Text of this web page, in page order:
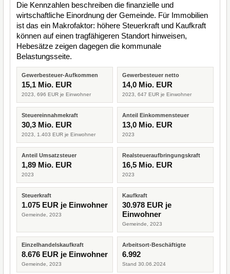
Die Kennzahlen beschreiben die finanzielle und
wirtschaftliche Einordnung der Gemeinde. Für Immobilien
ist das ein Makrofaktor: höhere Steuerkraft und Kaufkraft
können auf einen tragfähigeren Standort hinweisen,
Hebesätze zeigen dagegen die kommunale
Belastungsseite.
Gewerbesteuer-Aufkommen
15,1 Mio. EUR
2023, 696 EUR je Einwohner
Gewerbesteuer netto
14,0 Mio. EUR
2023, 647 EUR je Einwohner
Steuereinnahmekraft
30,3 Mio. EUR
2023, 1.403 EUR je Einwohner
Anteil Einkommensteuer
13,0 Mio. EUR
2023
Anteil Umsatzsteuer
1,89 Mio. EUR
2023
Realsteueraufbringungskraft
16,5 Mio. EUR
2023
Steuerkraft
1.075 EUR je Einwohner
Gemeinde, 2023
Kaufkraft
30.978 EUR je
Einwohner
Gemeinde, 2023
Einzelhandelskaufkraft
8.676 EUR je Einwohner
Gemeinde, 2023
Arbeitsort-Beschäftigte
6.992
Stand 30.06.2024